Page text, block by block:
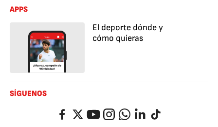
APPS
El deporte dónde y
cómo quieras
SÍGUENOS
FacebookTwitterYouTubeInstagramWhatsappLinkedIn
TikTok